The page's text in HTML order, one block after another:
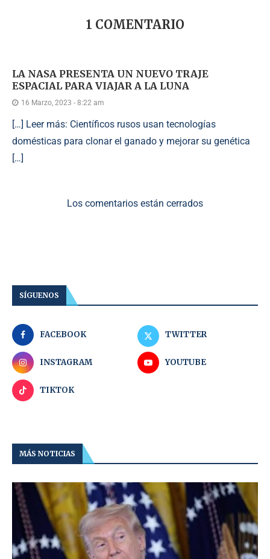
1 COMENTARIO
LA NASA PRESENTA UN NUEVO TRAJE
ESPACIAL PARA VIAJAR A LA LUNA
16 Marzo, 2023 - 8:22 am
[…] Leer más: Científicos rusos usan tecnologías
domésticas para clonar el ganado y mejorar su genética
[…]
Los comentarios están cerrados
SÍGUENOS
FACEBOOK TWITTER
INSTAGRAM YOUTUBE
TIKTOK
MÁS NOTICIAS